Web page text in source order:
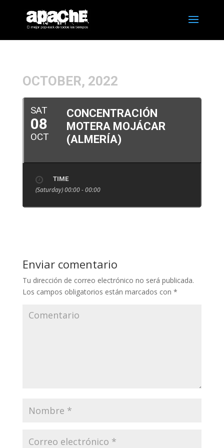
OCTOBER, 2022
SAT
08
OCT
CONCENTRACIÓN
MOTERA MOJÁCAR
(ALMERÍA)
TIME
(Saturday) 00:00 - 00:00
Enviar comentario
Tu dirección de correo electrónico no será publicada.
Los campos obligatorios están marcados con *